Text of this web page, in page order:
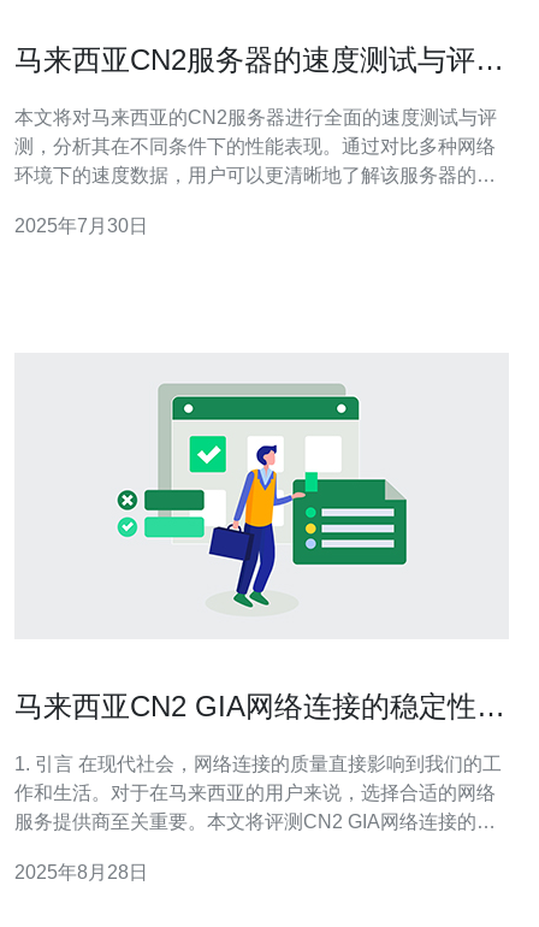
马来西亚CN2服务器的速度测试与评测
本文将对马来西亚的CN2服务器进行全面的速度测试与评
测，分析其在不同条件下的性能表现。通过对比多种网络
环境下的速度数据，用户可以更清晰地了解该服务器的优
服务器的速度究竟有多快？ 在进行速度测试时，我们首先
2025年7月30日
马来西亚CN2 GIA网络连接的稳定性与
1. 引言 在现代社会，网络连接的质量直接影响到我们的工
作和生活。对于在马来西亚的用户来说，选择合适的网络
服务提供商至关重要。本文将评测CN2 GIA网络连接的稳
更好地理解和优化网络体验。 2. 什么是CN2 GIA网络？
2025年8月28日